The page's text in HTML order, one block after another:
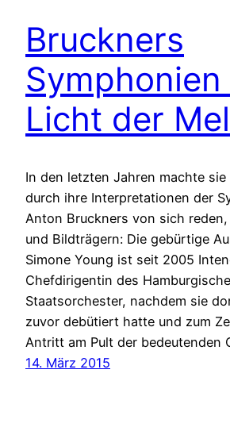
Bruckners
Symphonien
Licht der
In den letzten Jahren machte
durch ihre Interpretationen der
Anton Bruckners von sich
und Bildträgern: Die gebürtige
Simone Young ist seit 2005
Chefdirigentin des
Staatsorchester, nachdem sie
zuvor debütiert hatte und zum
Antritt am Pult der bedeutenden
14. März 2015